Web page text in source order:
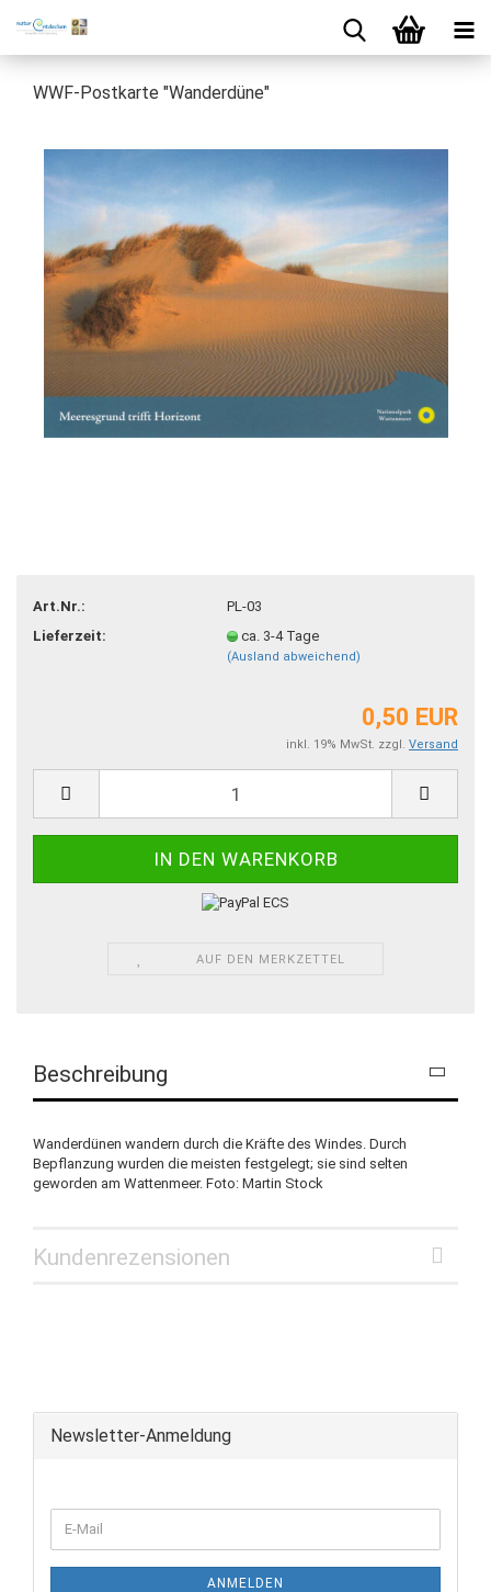
WWF-Postkarte "Wanderdüne"
Art.Nr.:
PL-03
Lieferzeit:
ca. 3-4 Tage
(Ausland abweichend)
0,50 EUR
inkl. 19% MwSt. zzgl. Versand
AUF DEN MERKZETTEL
Beschreibung
Wanderdünen wandern durch die Kräfte des Windes. Durch
Bepflanzung wurden die meisten festgelegt; sie sind selten
geworden am Wattenmeer. Foto: Martin Stock
Kundenrezensionen
Newsletter-Anmeldung
ANMELDEN